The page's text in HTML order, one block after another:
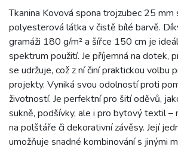
Tkanina Kovová spona trojzubec 25 mm
polyesterová látka v čistě bílé barvě.
gramáži 180 g/m² a šířce 150 cm je
spektrum použití. Je příjemná na dotek,
se udržuje, což z ní činí praktickou volbu
projekty. Vyniká svou odolností proti
životností. Je perfektní pro šití oděvů,
sukně, podšívky, ale i pro bytový textil –
na polštáře či dekorativní závěsy. Její
umožňuje snadné kombinování s jinými